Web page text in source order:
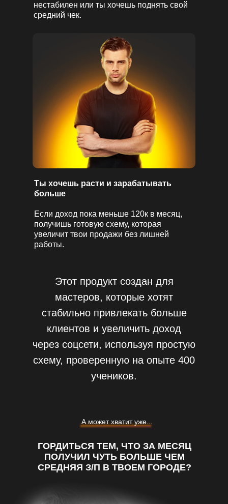
нестабилен или ты хочешь поднять свой
средний чек.
Ты хочешь расти и зарабатывать
больше
Если доход пока меньше 120к в месяц,
получишь готовую схему, которая
увеличит твои продажи без лишней
работы.
Этот продукт создан для
мастеров, которые хотят
стабильно привлекать больше
клиентов и увеличить доход
через соцсети, используя простую
схему, проверенную на опыте 400
учеников.
А может хватит уже...
ГОРДИТЬСЯ ТЕМ, ЧТО ЗА МЕСЯЦ
ПОЛУЧИЛ ЧУТЬ БОЛЬШЕ ЧЕМ
СРЕДНЯЯ З/П В ТВОЕМ ГОРОДЕ?